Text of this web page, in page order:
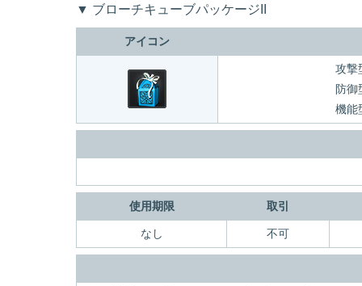
▼ ブローチキューブパッケージII
アイコン
攻撃
防御
機能
使用期限 取引
なし 不可